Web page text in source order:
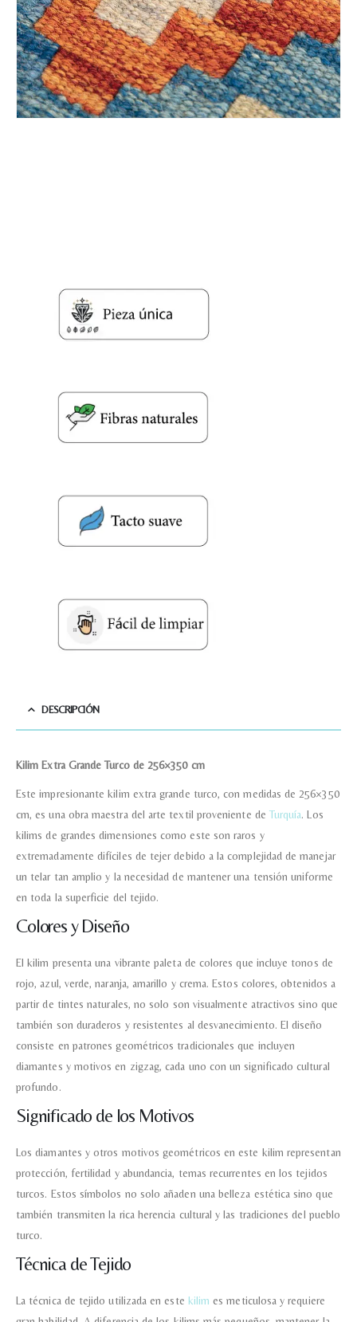
DESCRIPCIÓN
Kilim Extra Grande Turco de 256×350 cm
Este impresionante kilim extra grande turco, con medidas de 256×350
cm, es una obra maestra del arte textil proveniente de Turquía. Los
kilims de grandes dimensiones como este son raros y
extremadamente difíciles de tejer debido a la complejidad de manejar
un telar tan amplio y la necesidad de mantener una tensión uniforme
en toda la superficie del tejido.
Colores y Diseño
El kilim presenta una vibrante paleta de colores que incluye tonos de
rojo, azul, verde, naranja, amarillo y crema. Estos colores, obtenidos a
partir de tintes naturales, no solo son visualmente atractivos sino que
también son duraderos y resistentes al desvanecimiento. El diseño
consiste en patrones geométricos tradicionales que incluyen
diamantes y motivos en zigzag, cada uno con un significado cultural
profundo.
Significado de los Motivos
Los diamantes y otros motivos geométricos en este kilim representan
protección, fertilidad y abundancia, temas recurrentes en los tejidos
turcos. Estos símbolos no solo añaden una belleza estética sino que
también transmiten la rica herencia cultural y las tradiciones del pueblo
turco.
Técnica de Tejido
La técnica de tejido utilizada en este kilim es meticulosa y requiere
Correo electronico*
Nombre y Referencia del producto*
Doy mi consentimiento para que
información que envío para que
Recibir mi oferta